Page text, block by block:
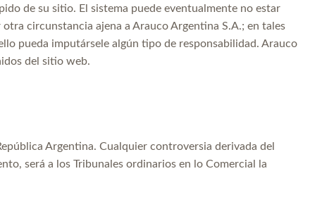
de su sitio. El sistema puede eventualmente no estar
circunstancia ajena a Arauco Argentina S.A.; en tales
pueda imputársele algún tipo de responsabilidad. Arauco
del sitio web.
Argentina. Cualquier controversia derivada del
será a los Tribunales ordinarios en lo Comercial la